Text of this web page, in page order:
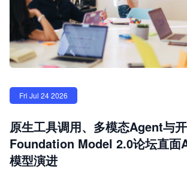
Fri Jul 24 2026
原生工具调用、多模态Agent与开
Foundation Model 2.0论坛直面
模型演进